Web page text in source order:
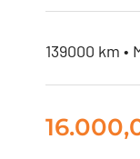
139000 km •